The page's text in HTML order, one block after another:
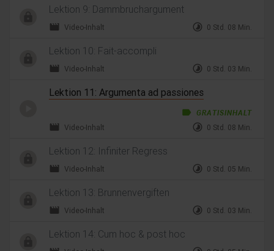
Lektion 9: Dammbruchargument
movie Video-Inhalt timelapse 0 Std. 08 Min.
Lektion 10: Fait-accompli
movie Video-Inhalt timelapse 0 Std. 03 Min.
Lektion 11: Argumenta ad passiones
label GRATISINHALT
movie Video-Inhalt timelapse 0 Std. 08 Min.
Lektion 12: Infiniter Regress
movie Video-Inhalt timelapse 0 Std. 05 Min.
Lektion 13: Brunnenvergiften
movie Video-Inhalt timelapse 0 Std. 03 Min.
Lektion 14: Cum hoc & post hoc